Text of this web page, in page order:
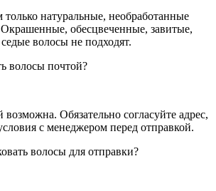
натуральные, необработанные
обесцвеченные, завитые,
волосы не подходят.
волосы почтой?
возможна. Обязательно согласуйте адрес,
с менеджером перед отправкой.
волосы для отправки?